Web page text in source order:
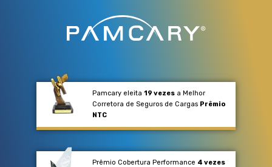
Pamcary eleita 19 vezes a Melhor
Corretora de Seguros de Cargas Prêmio
NTC
Prêmio Cobertura Performance 4 vezes